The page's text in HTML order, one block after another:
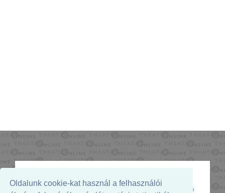
Oldalunk cookie-kat használ a felhasználói
Az oldal megjelenését támogatja: